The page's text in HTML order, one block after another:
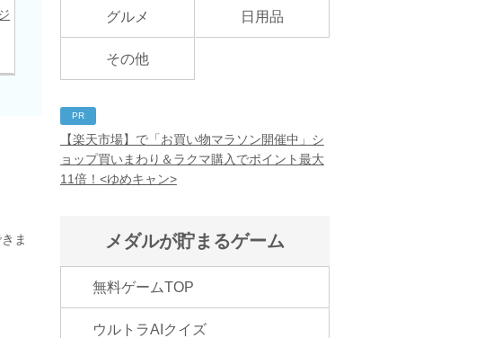
ま
グルメ 日用品
その他
PR
【楽天市場】で「お買い物マラソン開催中」シ
ョップ買いまわり＆ラクマ購入でポイント最大
11倍！<ゆめキャン>
メダルが貯まるゲーム
無料ゲームTOP
ウルトラAIクイズ